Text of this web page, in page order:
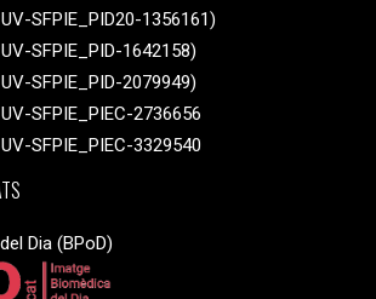
SFPIE_PID20-1356161)
SFPIE_PID-1642158)
SFPIE_PID-2079949)
SFPIE_PIEC-2736656
SFPIE_PIEC-3329540
Dia (BPoD)